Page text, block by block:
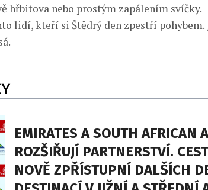
hřbitova nebo prostým zapálením svíčky.
lidí, kteří si Štědrý den zpestří pohybem.
EMIRATES A SOUTH AFRICAN
ROZŠIŘUJÍ PARTNERSTVÍ.
NOVĚ ZPŘÍSTUPNÍ DALŠÍCH